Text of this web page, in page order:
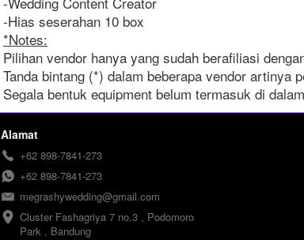
-Hias seserahan 10 box
*Notes:
Pilihan vendor hanya yang sudah berafiliasi
Tanda bintang (*) dalam beberapa vendor artinya
Segala bentuk equipment belum termasuk di
Alamat
+62 898-7841-273
+62 898-7841-273
megrashywedding@gmail.com
Cluster Fashagriya 7 no.3 , Podomoro
Park , Bandung